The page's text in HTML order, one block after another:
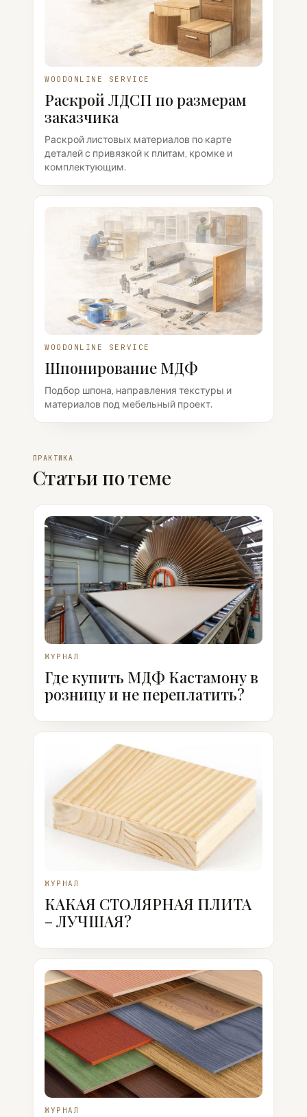
WOODONLINE SERVICE
Раскрой ЛДСП по размерам
заказчика
Раскрой листовых материалов по карте
деталей с привязкой к плитам, кромке и
комплектующим.
WOODONLINE SERVICE
Шпонирование МДФ
Подбор шпона, направления текстуры и
материалов под мебельный проект.
ПРАКТИКА
Статьи по теме
ЖУРНАЛ
Где купить МДФ Кастамону в
розницу и не переплатить?
ЖУРНАЛ
КАКАЯ СТОЛЯРНАЯ ПЛИТА
– ЛУЧШАЯ?
ЖУРНАЛ